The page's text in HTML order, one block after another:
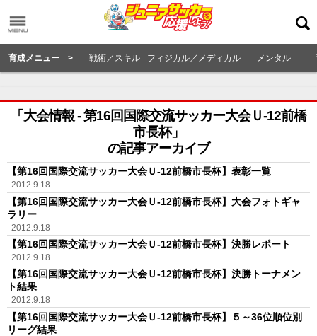
育成メニュー > 戦術／スキル フィジカル／メディカル メンタル
「大会情報 - 第16回国際交流サッカー大会Ｕ-12前橋
市長杯」
の記事アーカイブ
【第16回国際交流サッカー大会Ｕ-12前橋市長杯】表彰一覧
2012.9.18
【第16回国際交流サッカー大会Ｕ-12前橋市長杯】大会フォトギャ
ラリー
2012.9.18
【第16回国際交流サッカー大会Ｕ-12前橋市長杯】決勝レポート
2012.9.18
【第16回国際交流サッカー大会Ｕ-12前橋市長杯】決勝トーナメン
ト結果
2012.9.18
【第16回国際交流サッカー大会Ｕ-12前橋市長杯】５～36位順位別
リーグ結果